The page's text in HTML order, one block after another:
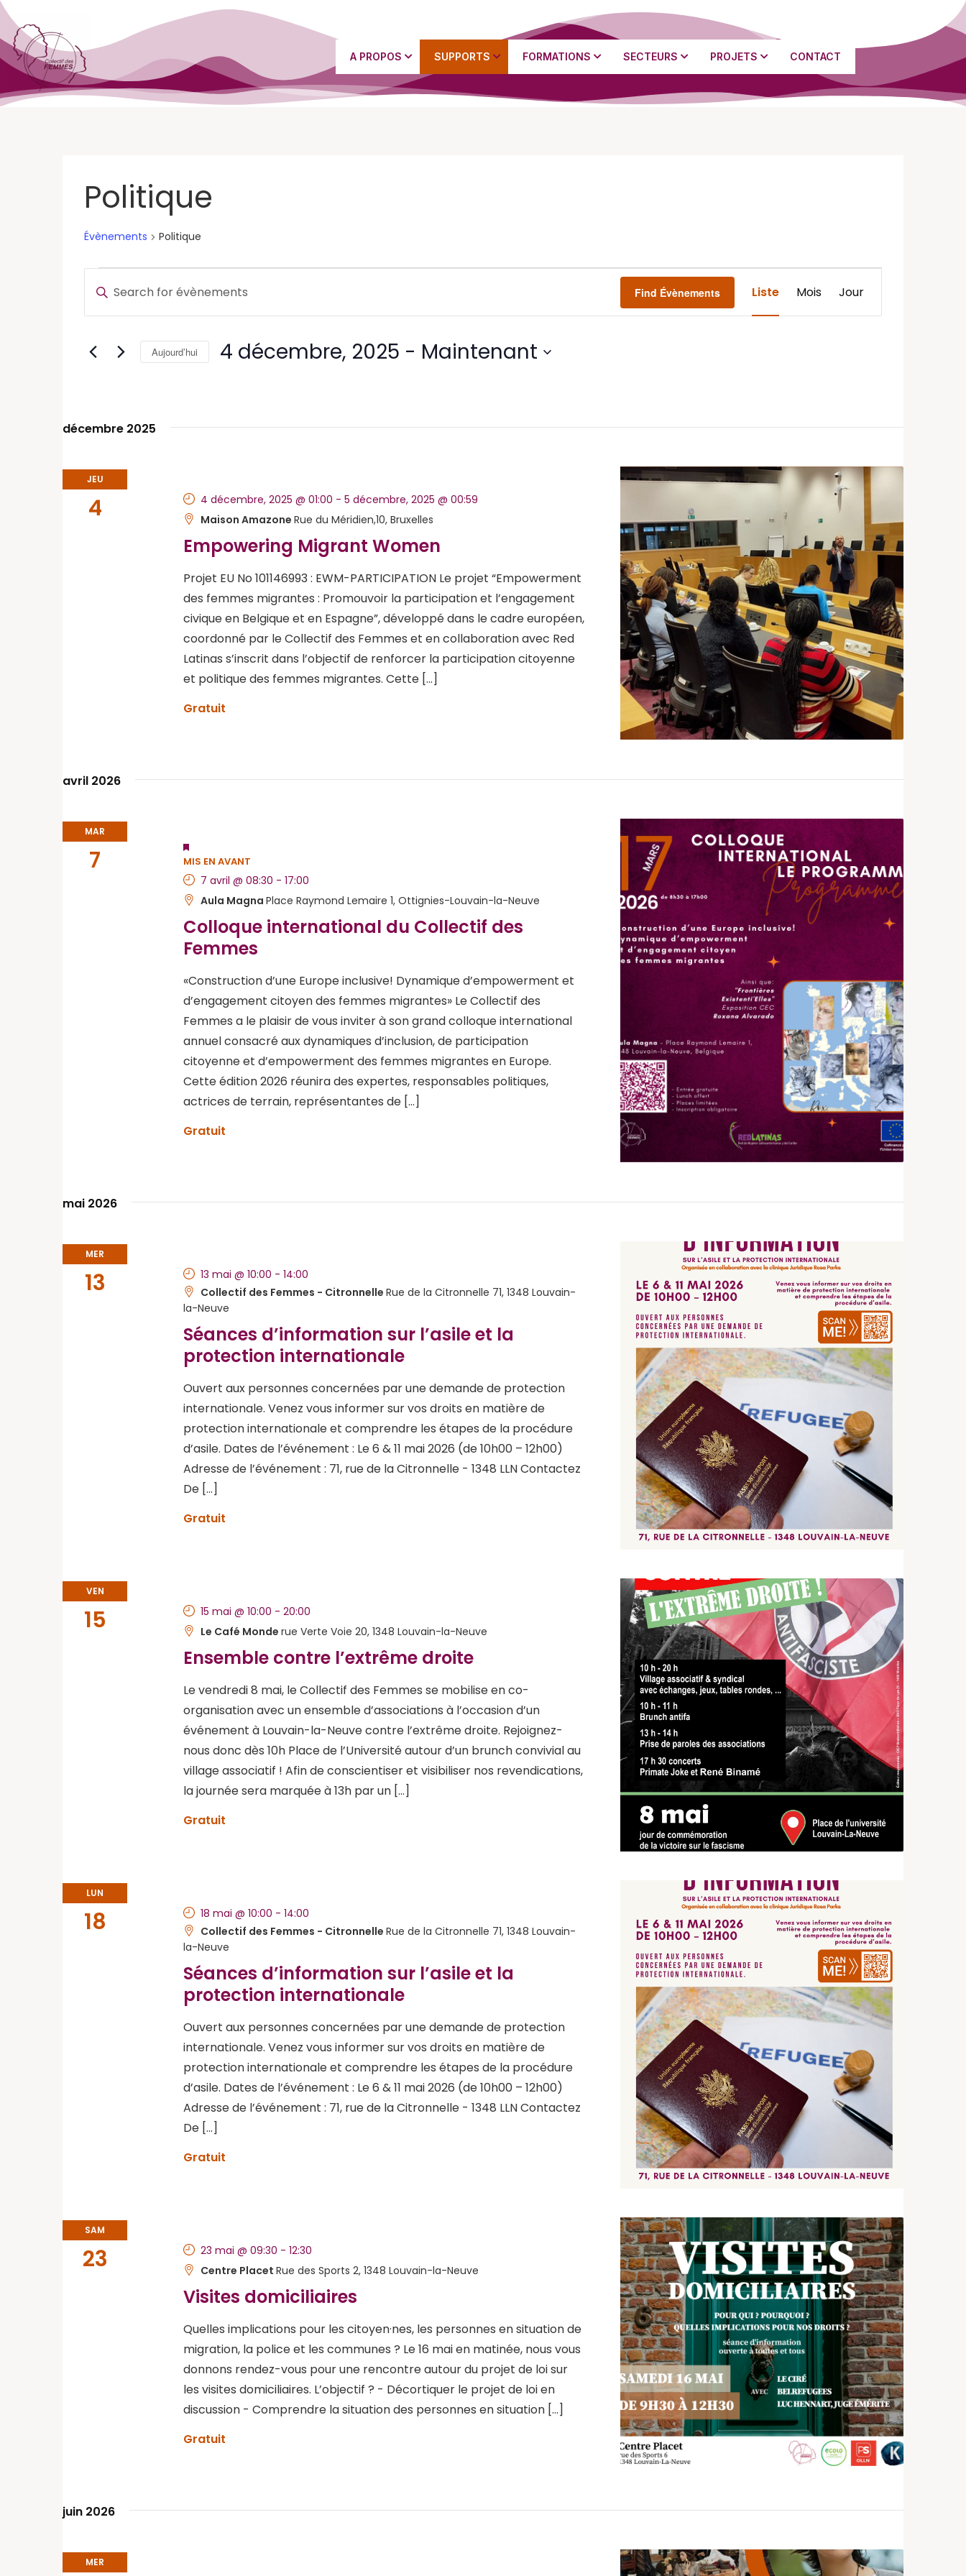
A PROPOS SUPPORTS FORMATIONS SECTEURS PROJETS CONTACT
Politique
Évènements Politique
Recherche
et
navigation
de
Évènements
Enter
Keyword.
Search
Évènements
Find Évènements
de
vues
Liste Mois Jour
Aujourd’hui 4 décembre, 2025 - Maintenant
décembre 2025
JEU
4
Empowering Migrant Women
4 décembre, 2025 @ 01:00 - 5 décembre, 2025 @ 00:59
Maison Amazone Rue du Méridien,10, Bruxelles
Projet EU No 101146993 : EWM-PARTICIPATION Le projet “Empowerment
des femmes migrantes : Promouvoir la participation et l’engagement
civique en Belgique et en Espagne”, développé dans le cadre européen,
coordonné par le Collectif des Femmes et en collaboration avec Red
Latinas s’inscrit dans l’objectif de renforcer la participation citoyenne
et politique des femmes migrantes. Cette […]
Gratuit
avril 2026
MAR
7 MIS EN AVANT
Colloque international du Collectif des
Femmes
7 avril @ 08:30 - 17:00
Aula Magna Place Raymond Lemaire 1, Ottignies-Louvain-la-Neuve
«Construction d’une Europe inclusive! Dynamique d’empowerment et
d’engagement citoyen des femmes migrantes» Le Collectif des
Femmes a le plaisir de vous inviter à son grand colloque international
annuel consacré aux dynamiques d’inclusion, de participation
citoyenne et d’empowerment des femmes migrantes en Europe.
Cette édition 2026 réunira des expertes, responsables politiques,
actrices de terrain, représentantes de […]
Gratuit
mai 2026
MER
13
Séances d’information sur l’asile et la
protection internationale
13 mai @ 10:00 - 14:00
Collectif des Femmes - Citronnelle Rue de la Citronnelle 71, 1348 Louvain-
la-Neuve
Ouvert aux personnes concernées par une demande de protection
internationale. Venez vous informer sur vos droits en matière de
protection internationale et comprendre les étapes de la procédure
d’asile. Dates de l’événement : Le 6 & 11 mai 2026 (de 10h00 – 12h00)
Adresse de l’événement : 71, rue de la Citronnelle - 1348 LLN Contactez
De […]
Gratuit
VEN
15
Ensemble contre l’extrême droite
15 mai @ 10:00 - 20:00
Le Café Monde rue Verte Voie 20, 1348 Louvain-la-Neuve
Le vendredi 8 mai, le Collectif des Femmes se mobilise en co-
organisation avec un ensemble d’associations à l’occasion d’un
événement à Louvain-la-Neuve contre l’extrême droite. Rejoignez-
nous donc dès 10h Place de l’Université autour d’un brunch convivial au
village associatif ! Afin de conscientiser et visibiliser nos revendications,
la journée sera marquée à 13h par un […]
Gratuit
LUN
18
Séances d’information sur l’asile et la
protection internationale
18 mai @ 10:00 - 14:00
Collectif des Femmes - Citronnelle Rue de la Citronnelle 71, 1348 Louvain-
la-Neuve
Ouvert aux personnes concernées par une demande de protection
internationale. Venez vous informer sur vos droits en matière de
protection internationale et comprendre les étapes de la procédure
d’asile. Dates de l’événement : Le 6 & 11 mai 2026 (de 10h00 – 12h00)
Adresse de l’événement : 71, rue de la Citronnelle - 1348 LLN Contactez
De […]
Gratuit
SAM
23
Visites domiciliaires
23 mai @ 09:30 - 12:30
Centre Placet Rue des Sports 2, 1348 Louvain-la-Neuve
Quelles implications pour les citoyen·nes, les personnes en situation de
migration, la police et les communes ? Le 16 mai en matinée, nous vous
donnons rendez-vous pour une rencontre autour du projet de loi sur
les visites domiciliaires. L’objectif ? - Décortiquer le projet de loi en
discussion - Comprendre la situation des personnes en situation […]
Gratuit
juin 2026
MER